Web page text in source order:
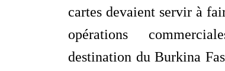
cartes devaient servir à
opérations
destination du Burkina